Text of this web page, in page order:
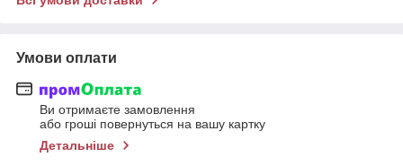
Умови оплати
Ви отримаєте замовлення
або гроші повернуться на вашу картку
Детальніше